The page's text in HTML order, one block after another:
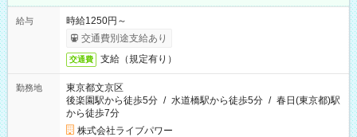
給与
時給1250円～
交通費別途支給あり
交通費 支給（規定有り）
勤務地
東京都文京区
後楽園駅から徒歩5分 / 水道橋駅から徒歩5分 / 春日(東京都)駅
から徒歩7分
株式会社ライブパワー